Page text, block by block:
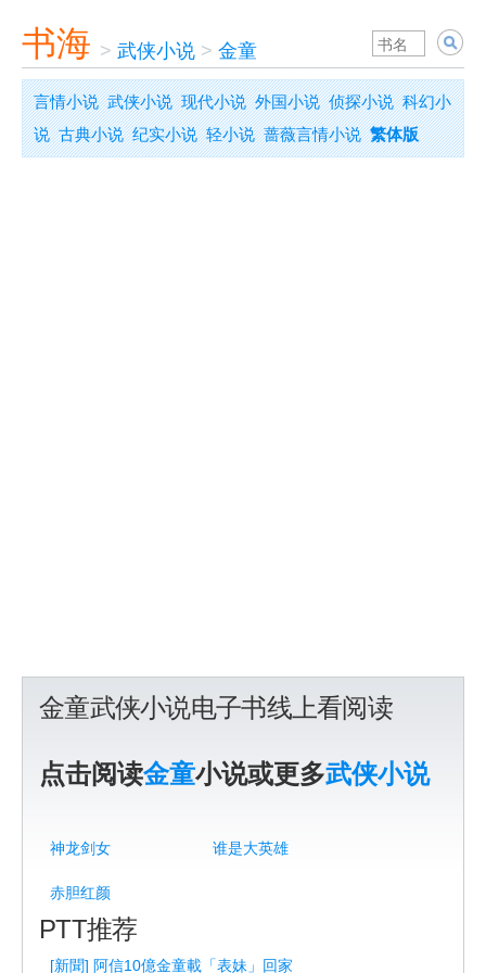
书海 > 武侠小说 > 金童
言情小说 武侠小说 现代小说 外国小说 侦探小说 科幻小
说 古典小说 纪实小说 轻小说 蔷薇言情小说 繁体版
金童武侠小说电子书线上看阅读
点击阅读金童小说或更多武侠小说
神龙剑女 谁是大英雄
赤胆红颜
PTT推荐
[新聞] 阿信10億金童載「表妹」回家